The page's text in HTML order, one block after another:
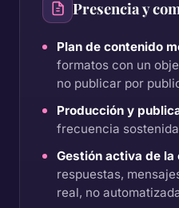
Presencia y
Plan de contenido
formatos con un
no publicar por
Producción y
frecuencia
Gestión activa de la
respuestas,
real, no